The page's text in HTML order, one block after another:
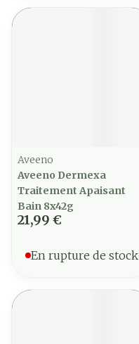
Aveeno
Aveeno Dermexa
Traitement Apaisant
Bain 8x42g
21,99 €
En rupture de stock